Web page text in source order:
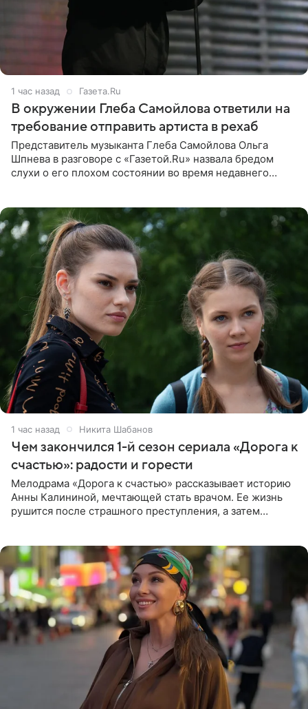
1 час назад Газета.Ru
В окружении Глеба Самойлова ответили на
требование отправить артиста в рехаб
Представитель музыканта Глеба Самойлова Ольга
Шпнева в разговоре с «Газетой.Ru» назвала бредом
слухи о его плохом состоянии во время недавнего
1 час назад Никита Шабанов
Чем закончился 1-й сезон сериала «Дорога к
счастью»: радости и горести
Мелодрама «Дорога к счастью» рассказывает историю
Анны Калининой, мечтающей стать врачом. Ее жизнь
рушится после страшного преступления, а затем